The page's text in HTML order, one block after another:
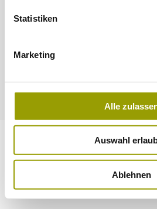
Statistiken
Marketing
Alle
Auswahl
Ablehnen